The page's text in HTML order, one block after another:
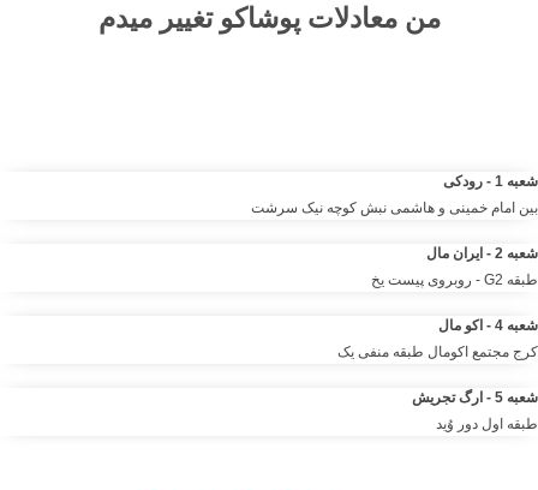
من معادلات پوشاکو تغییر میدم
شعبه 1 - رودکی
بین امام خمینی و هاشمی نبش کوچه نیک سرشت
شعبه 2 - ایران مال
طبقه G2 - روبروی پیست یخ
شعبه 4 - اکو مال
کرج مجتمع اکومال طبقه منفی یک
شعبه 5 - ارگ تجریش
طبقه اول دور وُید